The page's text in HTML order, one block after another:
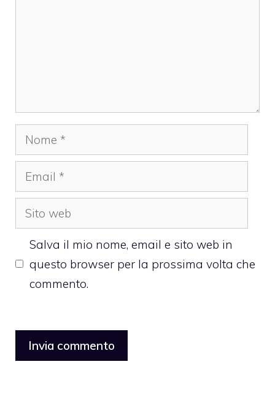
Nome
Email
Sito
web
Salva il mio nome, email e sito web in
questo browser per la prossima volta che
commento.